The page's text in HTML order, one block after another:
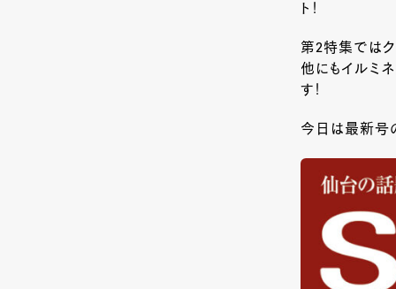
ト！
第2特集ではク
他にもイルミ
す！
今日は最新号